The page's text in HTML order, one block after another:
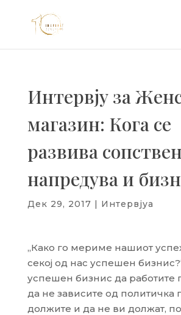
Интервју за
магазин: Кога се
развива
напредува и
Дек 29, 2017 | Интервјуа
„Како го мериме нашиот
секој од нас успешен
успешен бизнис да работите
да не зависите од политичка
должите и да не ви должат,